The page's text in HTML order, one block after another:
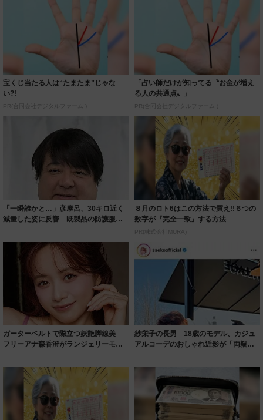
宝くじ当たる人は“たまたま”じゃな
い?!
PR(合同会社デジタルファーム )
「占い師だけが知ってる〝お金が増え
る人の共通点〟」
PR(合同会社デジタルファーム )
「一瞬誰かと…」彦摩呂、30キロ近く
減量した姿に反響 既製品の防護服が
８月のロト6はこの方法で買え!!６つの
数字が『完全一致』する方法
PR(株式会社MURA)
ガーターベルトで際立つ妖艶脚線美
フリーアナ森香澄がランジェリーモデ
紗栄子の長男 18歳のモデル、カジュ
アルコーデのおしゃれ近影が「両親の